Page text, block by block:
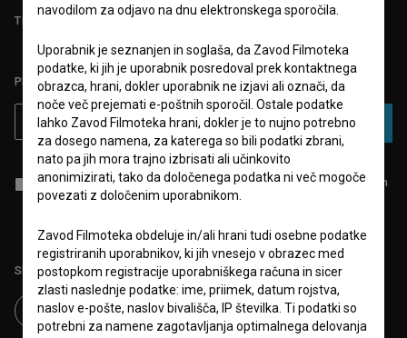
TEST FUNKCIONALNOSTI
PRIJAVITE SE NA BSF NOVIČNIK:
PRIJAVA
Sprejemam splošne pogojein dajemsoglasjeza zbiranje, hrambo in
obdelavo osebnih podatkov.
Sledite nam na:
navodilom za odjavo na dnu elektronskega sporočila.
Uporabnik je seznanjen in soglaša, da Zavod Filmoteka
podatke, ki jih je uporabnik posredoval prek kontaktnega
obrazca, hrani, dokler uporabnik ne izjavi ali označi, da
noče več prejemati e-poštnih sporočil. Ostale podatke
lahko Zavod Filmoteka hrani, dokler je to nujno potrebno
za dosego namena, za katerega so bili podatki zbrani,
nato pa jih mora trajno izbrisati ali učinkovito
anonimizirati, tako da določenega podatka ni več mogoče
povezati z določenim uporabnikom.
Zavod Filmoteka obdeluje in/ali hrani tudi osebne podatke
registriranih uporabnikov, ki jih vnesejo v obrazec med
postopkom registracije uporabniškega računa in sicer
zlasti naslednje podatke: ime, priimek, datum rojstva,
naslov e-pošte, naslov bivališča, IP številka. Ti podatki so
potrebni za namene zagotavljanja optimalnega delovanja